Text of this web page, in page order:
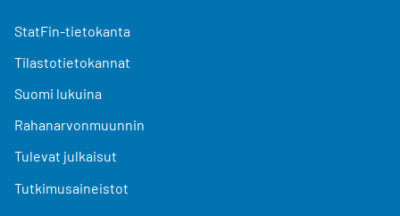
StatFin-tietokanta
Tilastotietokannat
Suomi lukuina
Rahanarvonmuunnin
Tulevat julkaisut
Tutkimusaineistot